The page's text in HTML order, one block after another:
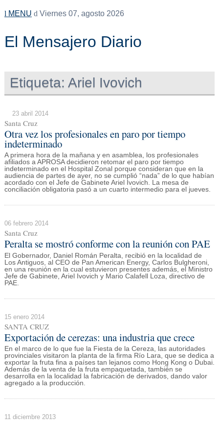
MENU Viernes 07, agosto 2026
El Mensajero Diario
Etiqueta: Ariel Ivovich
23 abril 2014
Santa Cruz
Otra vez los profesionales en paro por tiempo
indeterminado
A primera hora de la mañana y en asamblea, los profesionales
afiliados a APROSA decidieron retomar el paro por tiempo
indeterminado en el Hospital Zonal porque consideran que en la
audiencia de partes de ayer, no se cumplió “nada” de lo que habían
acordado con el Jefe de Gabinete Ariel Ivovich. La mesa de
conciliación obligatoria pasó a un cuarto intermedio para el jueves.
06 febrero 2014
Santa Cruz
Peralta se mostró conforme con la reunión con PAE
El Gobernador, Daniel Román Peralta, recibió en la localidad de
Los Antiguos, al CEO de Pan American Energy, Carlos Bulgheroni,
en una reunión en la cual estuvieron presentes además, el Ministro
Jefe de Gabinete, Ariel Ivovich y Mario Calafell Loza, directivo de
PAE.
15 enero 2014
SANTA CRUZ
Exportación de cerezas: una industria que crece
En el marco de lo que fue la Fiesta de la Cereza, las autoridades
provinciales visitaron la planta de la firma Río Lara, que se dedica a
exportar la fruta fina a países tan lejanos como Hong Kong o Dubai.
Además de la venta de la fruta empaquetada, también se
desarrolla en la localidad la fabricación de derivados, dando valor
agregado a la producción.
11 diciembre 2013